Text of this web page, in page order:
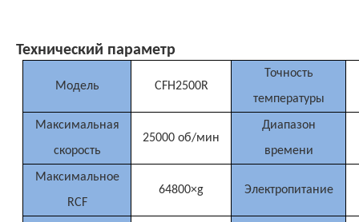
Технический параметр
Модель CFH2500R
Точность
температуры
Максимальная
скорость
25000 об/мин
Диапазон
времени
Максимальное
RCF
64800×g Электропитание